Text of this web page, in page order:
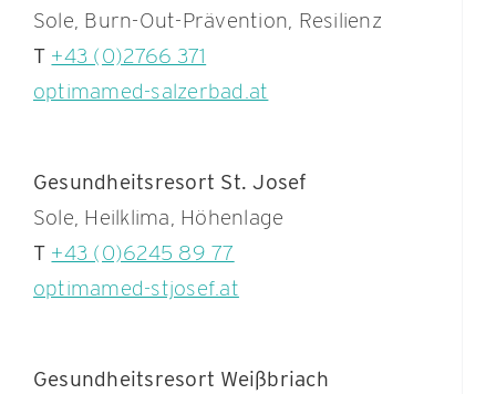
Sole, Burn-Out-Prävention, Resilienz
T +43 (0)2766 371
optimamed-salzerbad.at
Gesundheitsresort St. Josef
Sole, Heilklima, Höhenlage
T +43 (0)6245 89 77
optimamed-stjosef.at
Gesundheitsresort Weißbriach